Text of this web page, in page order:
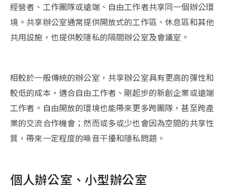
經營者、工作團隊或遠端、自由工作者共享同一個辦公環
境。共享辦公室通常提供開放式的工作區、休息區和其他
共用設施，也提供較隱私的隔間辦公室及會議室。
相較於一般傳統的辦公室，共享辦公室具有更高的彈性和
較低的成本，適合自由工作者、剛起步的新創企業或遠端
工作者。自由開放的環境也能帶來更多跨團隊，甚至跨產
業的交流合作機會；然而或多或少也會因為空間的共享性
質，帶來一定程度的噪音干擾和隱私問題。
個人辦公室、小型辦公室